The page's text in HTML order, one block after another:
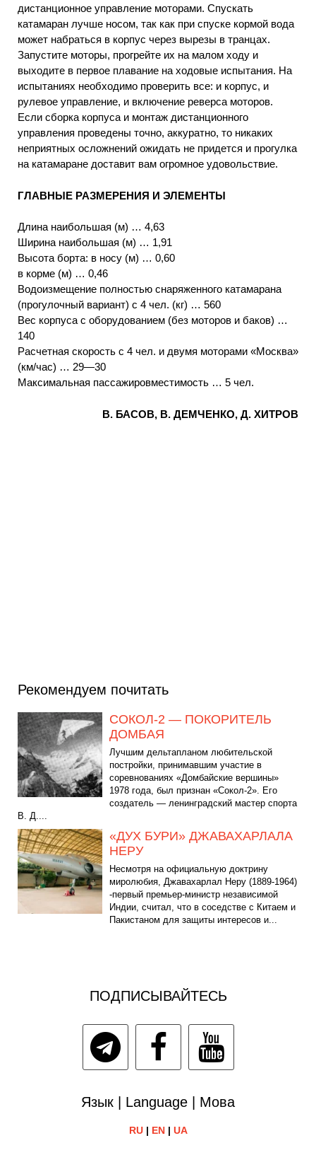
дистанционное управление моторами. Спускать
катамаран лучше носом, так как при спуске кормой вода
может набраться в корпус через вырезы в транцах.
Запустите моторы, прогрейте их на малом ходу и
выходите в первое плавание на ходовые испытания. На
испытаниях необходимо проверить все: и корпус, и
рулевое управление, и включение реверса моторов.
Если сборка корпуса и монтаж дистанционного
управления проведены точно, аккуратно, то никаких
неприятных осложнений ожидать не придется и прогулка
на катамаране доставит вам огромное удовольствие.
ГЛАВНЫЕ РАЗМЕРЕНИЯ И ЭЛЕМЕНТЫ
Длина наибольшая (м) … 4,63
Ширина наибольшая (м) … 1,91
Высота борта: в носу (м) … 0,60
в корме (м) … 0,46
Водоизмещение полностью снаряженного катамарана
(прогулочный вариант) с 4 чел. (кг) … 560
Вес корпуса с оборудованием (без моторов и баков) …
140
Расчетная скорость с 4 чел. и двумя моторами «Москва»
(км/час) … 29—30
Максимальная пассажировместимость … 5 чел.
В. БАСОВ, В. ДЕМЧЕНКО, Д. ХИТРОВ
Рекомендуем почитать
СОКОЛ-2 — ПОКОРИТЕЛЬ
ДОМБАЯ
Лучшим дельтапланом любительской
постройки, принимавшим участие в
соревнованиях «Домбайские вершины»
1978 года, был признан «Сокол-2». Его
создатель — ленинградский мастер спорта
В. Д....
«ДУХ БУРИ» ДЖАВАХАРЛАЛА
НЕРУ
Несмотря на официальную доктрину
миролюбия, Джавахарлал Неру (1889-1964)
-первый премьер-министр независимой
Индии, считал, что в соседстве с Китаем и
Пакистаном для защиты интересов и...
ПОДПИСЫВАЙТЕСЬ
Язык | Language | Мова
RU| EN| UA